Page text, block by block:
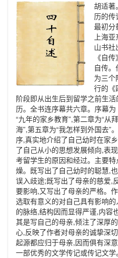
胡适著
历的传
最初分
上海
山书社
《自
自传
为三个
行的《
阶段即从出生后到留学之前生
历。全书连序幕共六章。序幕
“九年的家乡教育”,第二章为“从
海”,第五章为“我怎样到外国去”
序,真实地介绍了自己幼时在家
了自己从小的思想发展倾向,表
考留学生的原因和经过。主要
燥。既写出了自己幼时的聪慧,
误入歧途;既写出了母亲的慈爱,
要影响,又写出了母亲的严格。
选取有意义的对自己具有影响
的脉络,结构因而显得严谨,内容
其是写自己的母亲,倾注了深厚
心,反映了作者对母亲的诚挚深
起源都应归于母亲,因而俱有深
一部优秀的文学传记或传记文学。